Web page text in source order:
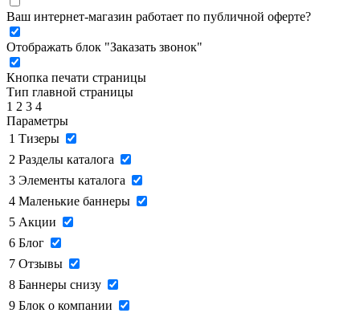
Ваш интернет-магазин работает по публичной оферте?
Отображать блок "Заказать звонок"
Кнопка печати страницы
Тип главной страницы
1 2 3 4
Параметры
1 Тизеры
2 Разделы каталога
3 Элементы каталога
4 Маленькие баннеры
5 Акции
6 Блог
7 Отзывы
8 Баннеры снизу
9 Блок о компании